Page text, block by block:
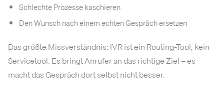
Schlechte Prozesse kaschieren
Den Wunsch nach einem echten Gespräch ersetzen
Das größte Missverständnis: IVR ist ein Routing-Tool, kein
Servicetool. Es bringt Anrufer an das richtige Ziel – es
macht das Gespräch dort selbst nicht besser.